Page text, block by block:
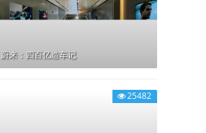
蔚来：四百亿造车记
25482